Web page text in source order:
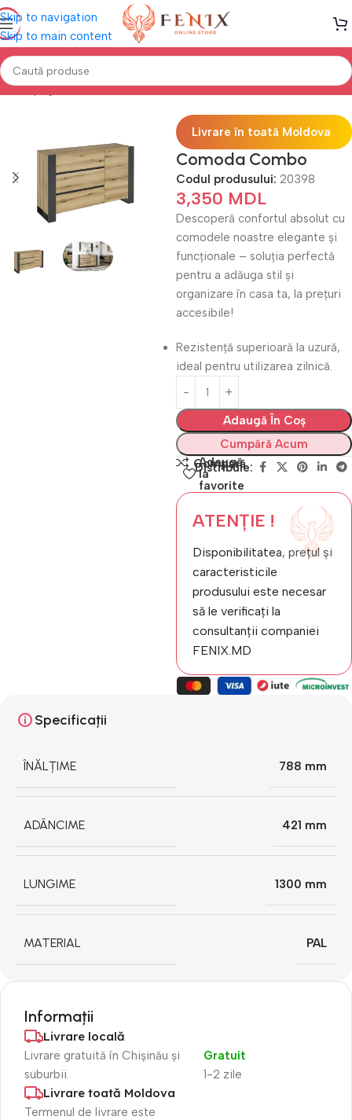
Skip to navigation
Skip to main content
Prima pagină Mobilă DORMITOR Comode
Livrare în toată Moldova
Comoda Combo
Codul produsului: 20398
3,350 MDL
Descoperă confortul absolut cu
comodele noastre elegante și
funcționale – soluția perfectă
pentru a adăuga stil și
organizare în casa ta, la prețuri
accesibile!
Rezistență superioară la uzură,
ideal pentru utilizarea zilnică.
Adaugă În Coș
Cumpără Acum
Compară
Adaugă
la
favorite
Distribuie:
ATENȚIE !
Disponibilitatea, prețul și
caracteristicile
produsului este necesar
să le verificați la
consultanții companiei
FENIX.MD
Specificații
ÎNĂLȚIME 788 mm
ADÂNCIME 421 mm
LUNGIME 1300 mm
MATERIAL PAL
Informații
Livrare locală
Livrare gratuită în Chișinău și
suburbii.
1-2 zile
Gratuit
Livrare toată Moldova
Termenul de livrare este